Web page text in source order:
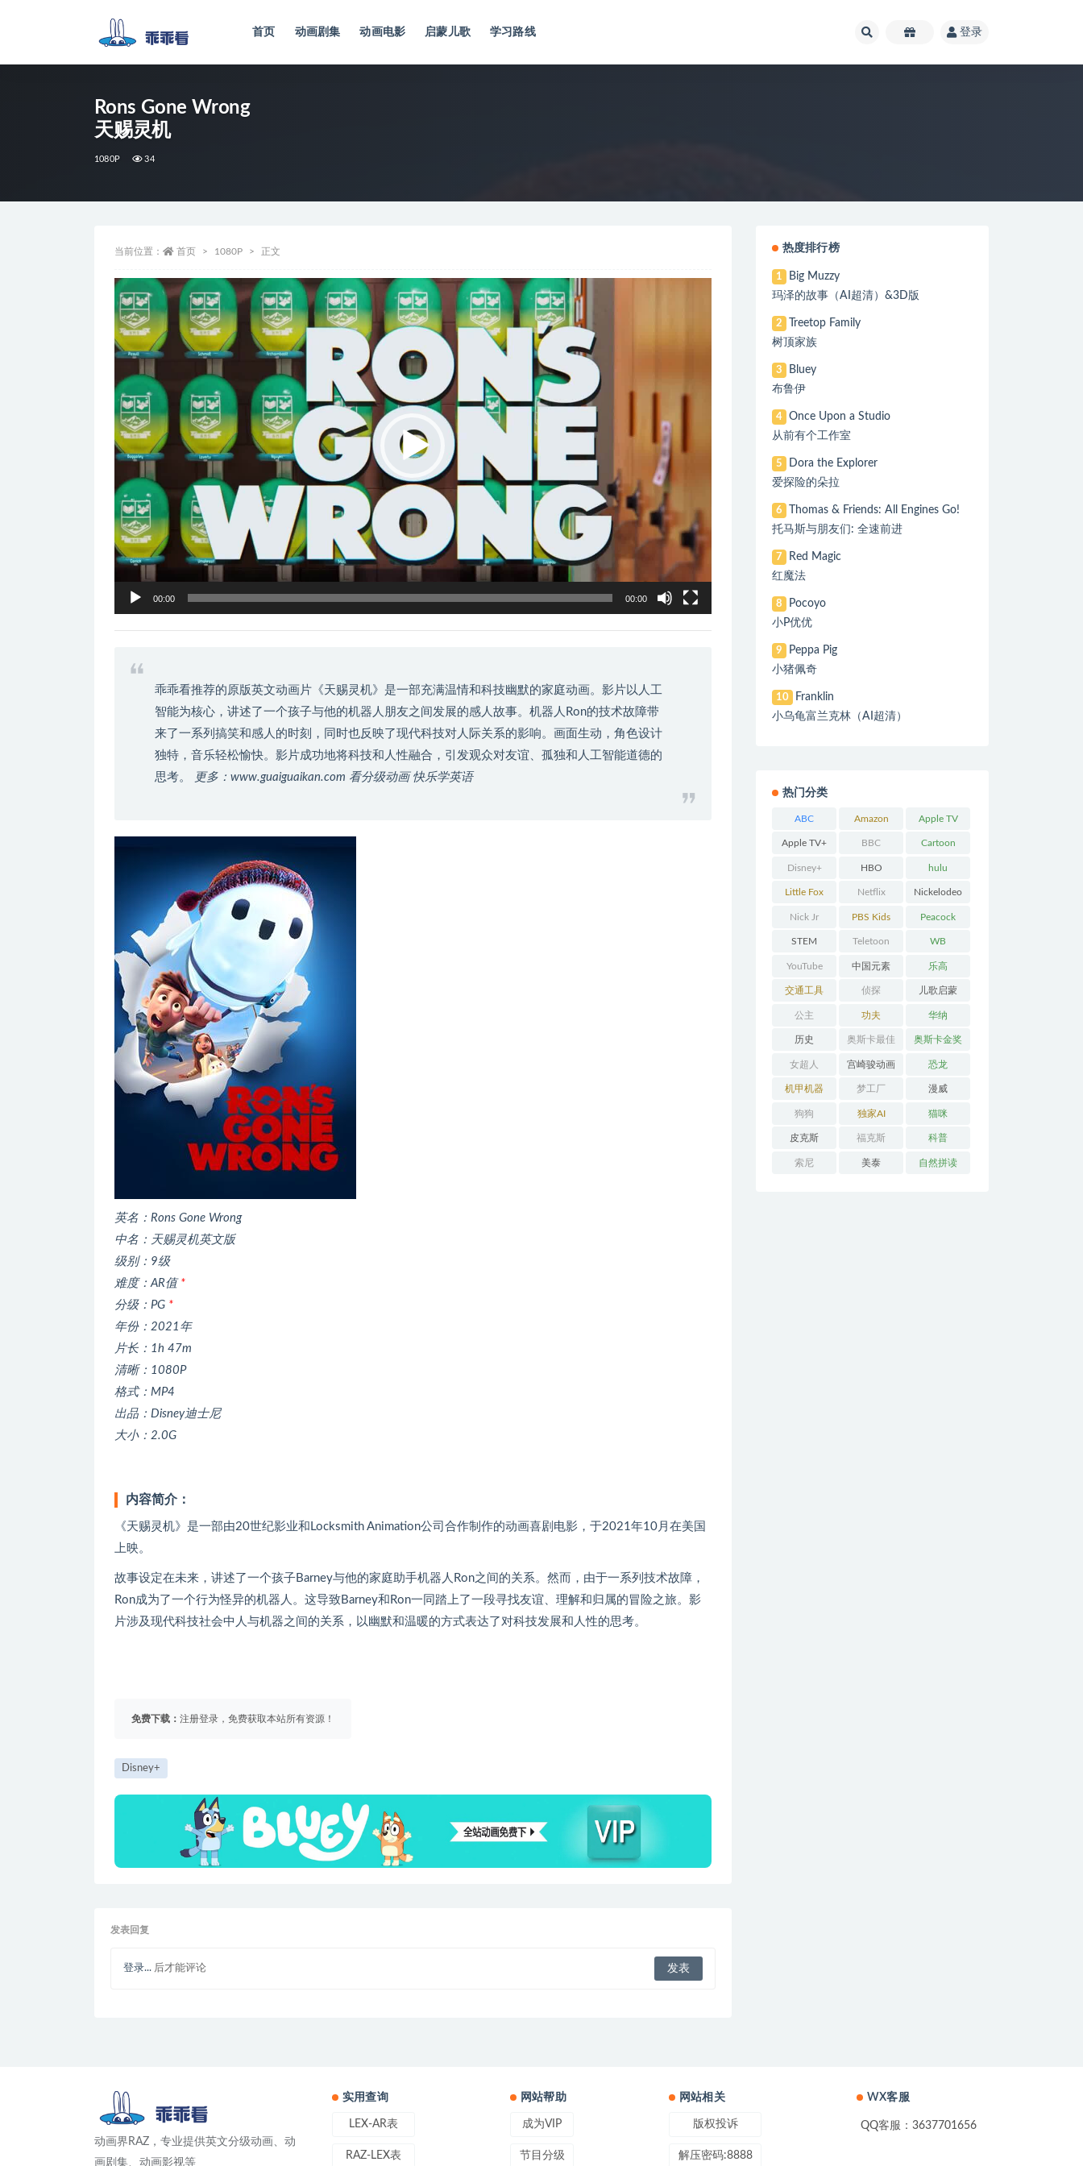
首页 动画剧集 动画电影 启蒙儿歌 学习路线 登录
Rons Gone Wrong
天赐灵机
1080P 34
当前位置： 首页 1080P 正文
视
频
播
放
00:00 00:00
乖乖看推荐的原版英文动画片《天赐灵机》是一部充满温情和科技幽默的家庭动画。影片以人工
智能为核心，讲述了一个孩子与他的机器人朋友之间发展的感人故事。机器人Ron的技术故障带
来了一系列搞笑和感人的时刻，同时也反映了现代科技对人际关系的影响。画面生动，角色设计
独特，音乐轻松愉快。影片成功地将科技和人性融合，引发观众对友谊、孤独和人工智能道德的
思考。
更多：www.guaiguaikan.com 看分级动画 快乐学英语
英名：Rons Gone Wrong
中名：天赐灵机英文版
级别：9级
难度：AR值 *
分级：PG *
年份：2021年
片长：1h 47m
清晰：1080P
格式：MP4
出品：Disney迪士尼
大小：2.0G
内容简介：
《天赐灵机》是一部由20世纪影业和Locksmith Animation公司合作制作的动画喜剧电影，于2021年10月在美国
上映。
故事设定在未来，讲述了一个孩子Barney与他的家庭助手机器人Ron之间的关系。然而，由于一系列技术故障，
Ron成为了一个行为怪异的机器人。这导致Barney和Ron一同踏上了一段寻找友谊、理解和归属的冒险之旅。影
片涉及现代科技社会中人与机器之间的关系，以幽默和温暖的方式表达了对科技发展和人性的思考。
免费下载： 注册登录，免费获取本站所有资源！
Disney+
发表回复
登录... 后才能评论
热度排行榜
1
Big Muzzy
玛泽的故事（AI超清）&3D版
2
Treetop Family
树顶家族
3
Bluey
布鲁伊
4
Once Upon a Studio
从前有个工作室
5
Dora the Explorer
爱探险的朵拉
6
Thomas & Friends: All Engines Go!
托马斯与朋友们: 全速前进
7
Red Magic
红魔法
8
Pocoyo
小P优优
9
Peppa Pig
小猪佩奇
10
Franklin
小乌龟富兰克林（AI超清）
热门分类
ABC Amazon
Prime
Apple TV
Apple TV+ BBC Cartoon
Network
Disney+ HBO hulu
Little Fox Netflix Nickelodeo
n
Nick Jr PBS Kids Peacock
STEM Teletoon WB
YouTube 中国元素 乐高
交通工具 侦探 儿歌启蒙
公主 功夫 华纳
历史 奥斯卡最佳
动画
奥斯卡金奖
女超人 宫崎骏动画 恐龙
机甲机器 梦工厂 漫威
狗狗 独家AI 猫咪
皮克斯 福克斯 科普
索尼 美泰 自然拼读
动画界RAZ，专业提供英文分级动画、动
画剧集、动画影视等
实用查询
LEX-AR表
RAZ-LEX表
网站帮助
成为VIP
节目分级
网站相关
版权投诉
解压密码:8888
WX客服
QQ客服：3637701656